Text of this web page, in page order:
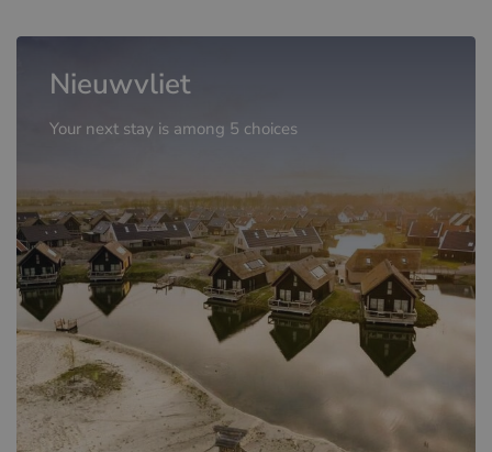
Nieuwvliet
Your next stay is among 5 choices